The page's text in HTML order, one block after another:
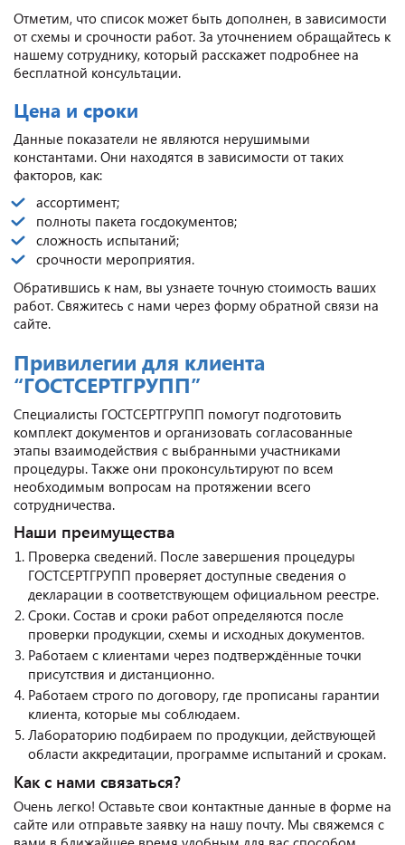
Отметим, что список может быть дополнен, в зависимости
от схемы и срочности работ. За уточнением обращайтесь к
нашему сотруднику, который расскажет подробнее на
бесплатной консультации.
Цена и сроки
Данные показатели не являются нерушимыми
константами. Они находятся в зависимости от таких
факторов, как:
ассортимент;
полноты пакета госдокументов;
сложность испытаний;
срочности мероприятия.
Обратившись к нам, вы узнаете точную стоимость ваших
работ. Свяжитесь с нами через форму обратной связи на
сайте.
Привилегии для клиента
“ГОСТСЕРТГРУПП”
Специалисты ГОСТСЕРТГРУПП помогут подготовить
комплект документов и организовать согласованные
этапы взаимодействия с выбранными участниками
процедуры. Также они проконсультируют по всем
необходимым вопросам на протяжении всего
сотрудничества.
Наши преимущества
Проверка сведений. После завершения процедуры
ГОСТСЕРТГРУПП проверяет доступные сведения о
декларации в соответствующем официальном реестре.
Сроки. Состав и сроки работ определяются после
проверки продукции, схемы и исходных документов.
Работаем с клиентами через подтверждённые точки
присутствия и дистанционно.
Работаем строго по договору, где прописаны гарантии
клиента, которые мы соблюдаем.
Лабораторию подбираем по продукции, действующей
области аккредитации, программе испытаний и срокам.
Как с нами связаться?
Очень легко! Оставьте свои контактные данные в форме на
сайте или отправьте заявку на нашу почту. Мы свяжемся с